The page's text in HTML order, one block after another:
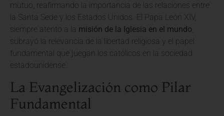
mutuo, reafirmando la importancia de las relaciones entre
la Santa Sede y los Estados Unidos. El Papa León XIV,
siempre atento a la misión de la Iglesia en el mundo,
subrayó la relevancia de la libertad religiosa y el papel
fundamental que juegan los católicos en la sociedad
estadounidense.
La Evangelización como Pilar
Fundamental